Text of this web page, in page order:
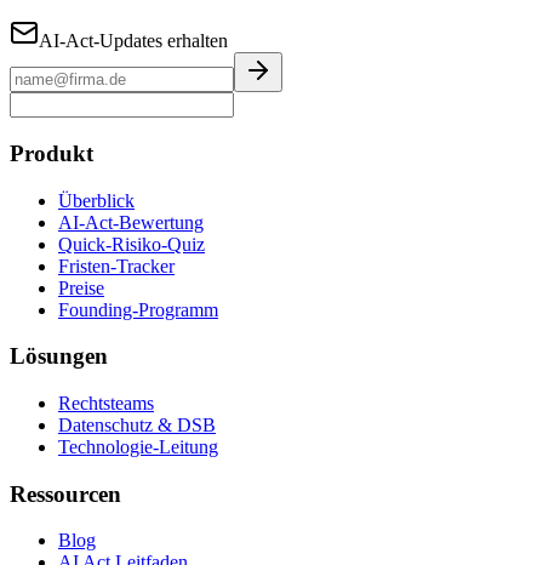
AI-Act-Updates erhalten
Produkt
Überblick
AI-Act-Bewertung
Quick-Risiko-Quiz
Fristen-Tracker
Preise
Founding-Programm
Lösungen
Rechtsteams
Datenschutz & DSB
Technologie-Leitung
Ressourcen
Blog